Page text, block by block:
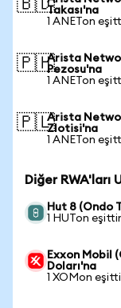
🇧🇩Takası'na
1 ANETon
🇵🇭Arista
Pezosu'na
1 ANETon
🇵🇱Arista
Zlotisi'na
1 ANETon
Diğer RWA'ları
Hut 8 (Ondo
1 HUTon
Exxon Mobil
Doları'na
1 XOMon